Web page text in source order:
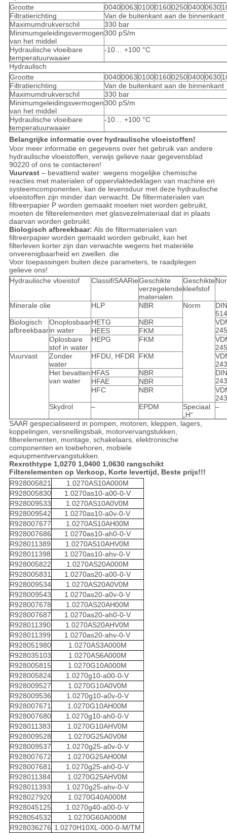
Grootte
0040006301000160025004000630
Filtratierichting
Van de buitenkant aan de binnenkant
Maximumdrukverschil
330 bar
Minimumgeleidingsvermogen
van het middel
300 pS/m
Hydraulische vloeibare
temperatuurwaaier
-10… +100 °C
Hydraulisch
Grootte
0040006301000160025004000630
Filtratierichting
Van de buitenkant aan de binnenkant
Maximumdrukverschil
330 bar
Minimumgeleidingsvermogen
van het middel
300 pS/m
Hydraulische vloeibare
temperatuurwaaier
-10… +100 °C
Belangrijke informatie over hydraulische vloeistoffen!
Voor meer informatie en gegevens over het gebruik van andere
hydraulische vloeistoffen, verwijs gelieve naar gegevensblad
90220 of ons te contacteren!
Vuurvast– bevattend water: wegens mogelijke chemische
reacties met materialen of oppervlaktedeklagen van machine en
systeemcomponenten, kan de levensduur met deze hydraulische
vloeistoffen zijn minder dan verwacht. De filtermaterialen van
filtreerpapier P worden gemaakt moeten niet worden gebruikt,
moeten de filterelementen met glasvezelmateriaal dat in plaats
daarvan worden gebruikt.
Biologisch afbreekbaar: Als de filtermaterialen van
filtreerpapier worden gemaakt worden gebruikt, kan het
filterleven korter zijn dan verwachte wegens het materiële
onverenigbaarheid en zwellen. die
Voor toepassingen buiten deze parameters, te raadplegen
gelieve ons!
Hydraulische vloeistof
ClassifiSAARieGeschikte
verzegelende
materialen
Geschikte
kleefstof
Minerale olie HLP NBR Norm
DIN
Biologisch
afbreekbaar
Onoplosbaar
in water
HETG NBR
HEES
FKM
Oplosbare
stof in water
HEPG FKM
Vuurvast
Zonder
water
HFDU, HFDR FKM
Het bevatten
van water
HFAS NBR
DIN
HFAE
NBR
HFC
NBR
Skydrol
‒ EPDM
Speciaal
„H“
‒
SAAR gespecialiseerd in pompen, motoren, kleppen, lagers,
koppelingen, versnellingsbak, motorvervangstukken,
filterelementen, montage, schakelaars, elektronische
componenten en toebehoren, mobiele
equiupmentvervangstukken.
Rexrothtype 1,0270 1,0400 1,0630 rangschikt
Filterelementen op Verkoop, Korte levertijd, Beste prijs!!!
R928005821
1.0270AS10A000M
R928005830
1.0270as10-a00-0-V
R928009533
1.0270AS10A0V0M
R928009542
1.0270as10-a0v-0-V
R928007677
1.0270AS10AH00M
R928007686
1.0270as10-ah0-0-V
R928011389
1.0270AS10AHV0M
R928011398
1.0270as10-ahv-0-V
R928005822
1.0270AS20A000M
R928005831
1.0270as20-a00-0-V
R928009534
1.0270AS20A0V0M
R928009543
1.0270as20-a0v-0-V
R928007678
1.0270AS20AH00M
R928007687
1.0270as20-ah0-0-V
R928011390
1.0270AS20AHV0M
R928011399
1.0270as20-ahv-0-V
R928051980
1.0270AS3A000M
R928035103
1.0270AS6A000M
R928005815
1.0270G10A000M
R928005824
1.0270g10-a00-0-V
R928009527
1.0270G10A0V0M
R928009536
1.0270g10-a0v-0-V
R928007671
1.0270G10AH00M
R928007680
1.0270g10-ah0-0-V
R928011383
1.0270G10AHV0M
R928009528
1.0270G25A0V0M
R928009537
1.0270g25-a0v-0-V
R928007672
1.0270G25AH00M
R928007681
1.0270g25-ah0-0-V
R928011384
1.0270G25AHV0M
R928011393
1.0270g25-ahv-0-V
R928027920
1.0270G40A000M
R928045125
1.0270g40-a00-0-V
R928054532
1.0270G60A000M
R928036276 1.0270H10XL-000-0-M/TM